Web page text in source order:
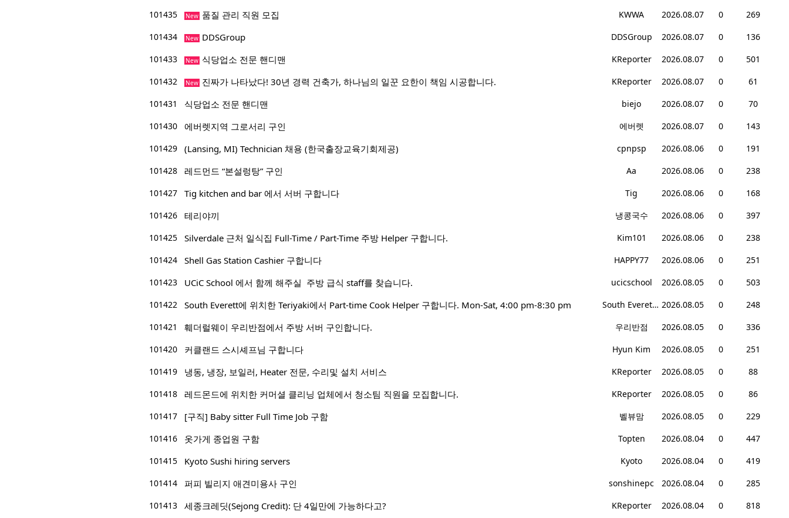
101435
New 품질 관리 직원 모집 KWWA 2026.08.07 0
269
101434
New DDSGroup DDSGroup 2026.08.07 0
136
101433
New 식당업소 전문 핸디맨 KReporter 2026.08.07 0
501
101432
New 진짜가 나타났다! 30년 경력 건축가, 하나님의 일꾼 요한이 책임 시공합니다. KReporter 2026.08.07 0
61
101431
식당업소 전문 핸디맨 biejo 2026.08.07 0
70
101430
에버렛지역 그로서리 구인 에버렛 2026.08.07 0
143
101429
(Lansing, MI) Technician 채용 (한국출장교육기회제공) cpnpsp 2026.08.06 0
191
101428
레드먼드 “본설렁탕” 구인 Aa 2026.08.06 0
238
101427
Tig kitchen and bar 에서 서버 구합니다 Tig 2026.08.06 0
168
101426
테리야끼 냉콩국수 2026.08.06 0
397
101425
Silverdale 근처 일식집 Full-Time / Part-Time 주방 Helper 구합니다. Kim101 2026.08.06 0
238
101424
Shell Gas Station Cashier 구합니다 HAPPY77 2026.08.06 0
251
101423
UCiC School 에서 함께 해주실 주방 급식 staff를 찾습니다. ucicschool 2026.08.05 0
503
101422
South Everett에 위치한 Teriyaki에서 Part-time Cook Helper 구합니다. Mon-Sat, 4:00 pm-8:30 pm South Everett Teriyaki 2026.08.05 0
248
101421
훼더럴웨이 우리반점에서 주방 서버 구인합니다. 우리반점 2026.08.05 0
336
101420
커클랜드 스시셰프님 구합니다 Hyun Kim 2026.08.05 0
251
101419
냉동, 냉장, 보일러, Heater 전문, 수리및 설치 서비스 KReporter 2026.08.05 0
88
101418
레드몬드에 위치한 커머셜 클리닝 업체에서 청소팀 직원을 모집합니다. KReporter 2026.08.05 0
86
101417
[구직] Baby sitter Full Time Job 구함 벨뷰맘 2026.08.05 0
229
101416
옷가게 종업원 구함 Topten 2026.08.04 0
447
101415
Kyoto Sushi hiring servers Kyoto 2026.08.04 0
419
101414
퍼피 빌리지 애견미용사 구인 sonshinepc 2026.08.04 0
285
101413
세종크레딧(Sejong Credit): 단 4일만에 가능하다고? KReporter 2026.08.04 0 818